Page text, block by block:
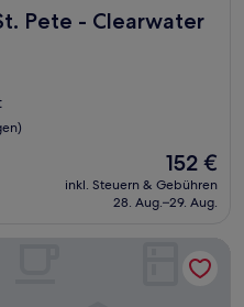
Pete - Clearwater
- Clearwater International
Der
Preis
beträgt
152 €
inkl. Steuern & Gebühren
28. Aug.–29. Aug.
Island State Park,